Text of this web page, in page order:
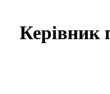
Керівник